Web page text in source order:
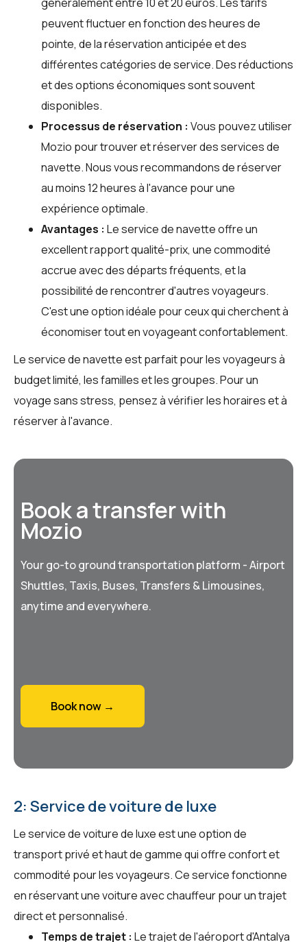
peuvent fluctuer en fonction des heures de
pointe, de la réservation anticipée et des
différentes catégories de service. Des réductions
et des options économiques sont souvent
disponibles.
Processus de réservation : Vous pouvez utiliser
Mozio pour trouver et réserver des services de
navette. Nous vous recommandons de réserver
au moins 12 heures à l'avance pour une
expérience optimale.
Avantages : Le service de navette offre un
excellent rapport qualité-prix, une commodité
accrue avec des départs fréquents, et la
possibilité de rencontrer d'autres voyageurs.
C'est une option idéale pour ceux qui cherchent à
économiser tout en voyageant confortablement.
Le service de navette est parfait pour les voyageurs à
budget limité, les familles et les groupes. Pour un
voyage sans stress, pensez à vérifier les horaires et à
réserver à l'avance.
Book a transfer with
Mozio
Your go-to ground transportation platform - Airport
Shuttles, Taxis, Buses, Transfers & Limousines,
anytime and everywhere.
Book now →
2: Service de voiture de luxe
Le service de voiture de luxe est une option de
transport privé et haut de gamme qui offre confort et
commodité pour les voyageurs. Ce service fonctionne
en réservant une voiture avec chauffeur pour un trajet
direct et personnalisé.
Temps de trajet : Le trajet de l'aéroport d'Antalya